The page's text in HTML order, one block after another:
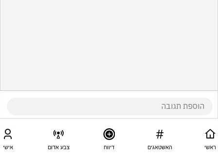
ראשי האשטאגים דיווח צבע אדום אישי